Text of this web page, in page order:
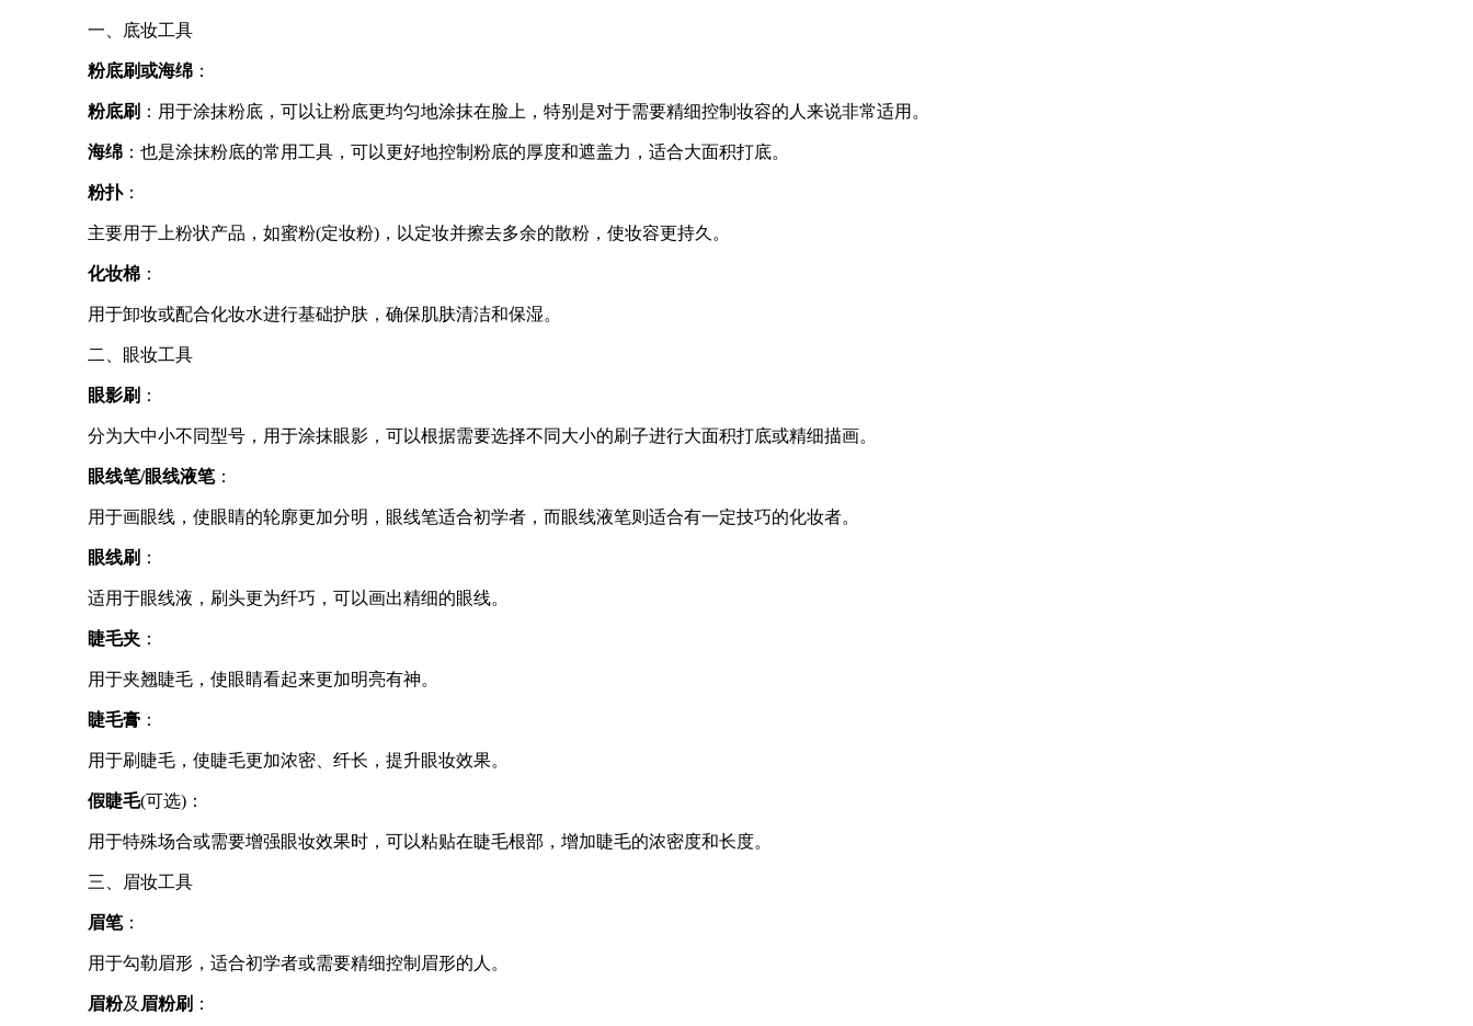
一、底妆工具
粉底刷或海绵 ：
粉底刷 ：用于涂抹粉底，可以让粉底更均匀地涂抹在脸上，特别是对于需要精细控制妆容的人来说非常适用。
海绵 ：也是涂抹粉底的常用工具，可以更好地控制粉底的厚度和遮盖力，适合大面积打底。
粉扑：
主要用于上粉状产品，如蜜粉(定妆粉)，以定妆并擦去多余的散粉，使妆容更持久。
化妆棉 ：
用于卸妆或配合化妆水进行基础护肤，确保肌肤清洁和保湿。
二、眼妆工具
眼影刷 ：
分为大中小不同型号，用于涂抹眼影，可以根据需要选择不同大小的刷子进行大面积打底或精细描画。
眼线笔/眼线液笔：
用于画眼线，使眼睛的轮廓更加分明，眼线笔适合初学者，而眼线液笔则适合有一定技巧的化妆者。
眼线刷 ：
适用于眼线液，刷头更为纤巧，可以画出精细的眼线。
睫毛夹 ：
用于夹翘睫毛，使眼睛看起来更加明亮有神。
睫毛膏 ：
用于刷睫毛，使睫毛更加浓密、纤长，提升眼妆效果。
假睫毛(可选)：
用于特殊场合或需要增强眼妆效果时，可以粘贴在睫毛根部，增加睫毛的浓密度和长度。
三、眉妆工具
眉笔：
用于勾勒眉形，适合初学者或需要精细控制眉形的人。
眉粉及 眉粉刷 ：